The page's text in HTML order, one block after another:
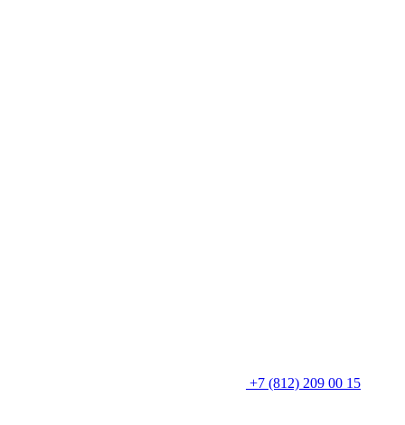
+7 (812) 209 00 15